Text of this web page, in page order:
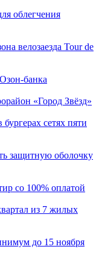
облегчения
велозаезда Tour de
банка
«Город Звёзд»
сетях пяти
защитную оболочку
со 100% оплатой
из 7 жилых
до 15 ноября